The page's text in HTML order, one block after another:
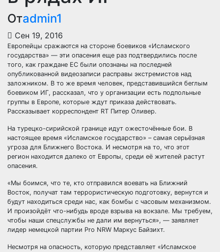
Отadmin1
Сен 19, 2016
Европейцы сражаются на стороне боевиков «Исламского
государства» — эти опасения еще раз подтвердились после
того, как граждане ЕС были опознаны на последней
опубликованной видеозаписи расправы экстремистов над
заложником. В то же время человек, представившийся беглым
боевиком ИГ, рассказал, что у организации есть подпольные
группы в Европе, которые ждут приказа действовать.
Рассказывает корреспондент RT Питер Оливер.
На турецко-сирийской границе идут ожесточённые бои. В
настоящее время «Исламское государство» – самая серьёзная
угроза для Ближнего Востока. И несмотря на то, что этот
регион находится далеко от Европы, среди её жителей растут
опасения.
«Мы боимся, что те, кто отправился воевать на Ближний
Восток, получат там террористическую подготовку, вернутся и
будут находиться среди нас, как бомбы с часовым механизмом.
И произойдёт что-нибудь вроде взрыва на вокзале. Мы требуем,
чтобы наши спецслужбы не дали им вернуться», — заявляет
лидер немецкой партии Pro NRW Маркус Байзихт.
Несмотря на опасность, которую представляет «Исламское